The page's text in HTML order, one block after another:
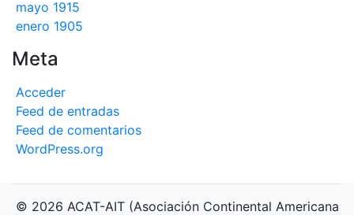
mayo 1915
enero 1905
Meta
Acceder
Feed de entradas
Feed de comentarios
WordPress.org
© 2026 ACAT-AIT (Asociación Continental Americana